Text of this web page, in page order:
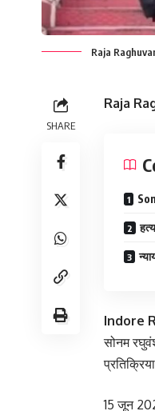
Raja
SHARE
Raja
Indore
सोनम
15 जून